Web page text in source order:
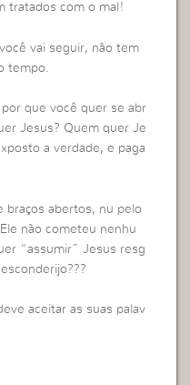
tratados com o mal!
vai seguir, não tem
tempo.
que você quer se abr
Jesus? Quem quer Je
a verdade, e paga
braços abertos, nu pelo
não cometeu nenhu
“assumir” Jesus resg
aceitar as suas palav